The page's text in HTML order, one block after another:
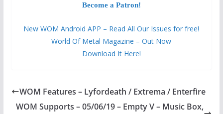
Become a Patron!
New WOM Android APP – Read All Our Issues for free!
World Of Metal Magazine – Out Now
Download It Here!
WOM Features – Lyfordeath / Extrema / Enterfire
WOM Supports – 05/06/19 – Empty V – Music Box,